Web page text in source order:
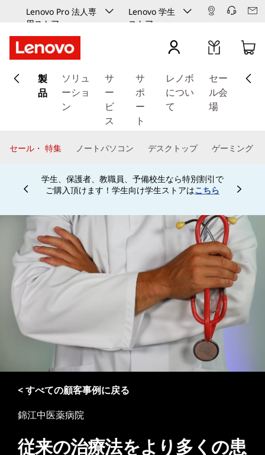
Lenovo Pro 法人専
用ストア
Lenovo 学生
ストア
イ
ン
ッ
る
製
品
ソリュ
ーショ
ン
サ
ー
ビ
ス
サ
ポ
ー
ト
レノボ
につい
て
セー
ル会
場
セール・ 特集 ノートパソコン デスクトップ ゲーミング
学生、保護者、教職員、予備校生なら特別割引で
ご購入頂けます！学生向け学生ストアはこちら
Currently displaying item 4 of
< すべての顧客事例に戻る
錦江中医薬病院
従来の治療法をより多くの患